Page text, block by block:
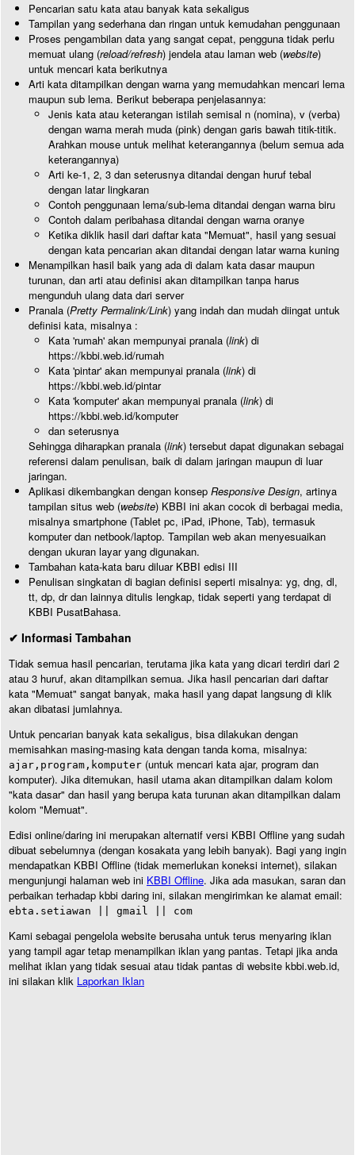
Pencarian satu kata atau banyak kata sekaligus
Tampilan yang sederhana dan ringan untuk kemudahan penggunaan
Proses pengambilan data yang sangat cepat, pengguna tidak perlu
memuat ulang (reload/refresh) jendela atau laman web (website)
untuk mencari kata berikutnya
Arti kata ditampilkan dengan warna yang memudahkan mencari lema
maupun sub lema. Berikut beberapa penjelasannya:
Jenis kata atau keterangan istilah semisal n (nomina), v (verba)
dengan warna merah muda (pink) dengan garis bawah titik-titik.
Arahkan mouse untuk melihat keterangannya (belum semua ada
keterangannya)
Arti ke-1, 2, 3 dan seterusnya ditandai dengan huruf tebal
dengan latar lingkaran
Contoh penggunaan lema/sub-lema ditandai dengan warna biru
Contoh dalam peribahasa ditandai dengan warna oranye
Ketika diklik hasil dari daftar kata "Memuat", hasil yang sesuai
dengan kata pencarian akan ditandai dengan latar warna kuning
Menampilkan hasil baik yang ada di dalam kata dasar maupun
turunan, dan arti atau definisi akan ditampilkan tanpa harus
mengunduh ulang data dari server
Pranala (Pretty Permalink/Link) yang indah dan mudah diingat untuk
definisi kata, misalnya :
Kata 'rumah' akan mempunyai pranala (link) di
https://kbbi.web.id/rumah
Kata 'pintar' akan mempunyai pranala (link) di
https://kbbi.web.id/pintar
Kata 'komputer' akan mempunyai pranala (link) di
https://kbbi.web.id/komputer
dan seterusnya
Sehingga diharapkan pranala (link) tersebut dapat digunakan sebagai
referensi dalam penulisan, baik di dalam jaringan maupun di luar
jaringan.
Aplikasi dikembangkan dengan konsep Responsive Design, artinya
tampilan situs web (website) KBBI ini akan cocok di berbagai media,
misalnya smartphone (Tablet pc, iPad, iPhone, Tab), termasuk
komputer dan netbook/laptop. Tampilan web akan menyesuaikan
dengan ukuran layar yang digunakan.
Tambahan kata-kata baru diluar KBBI edisi III
Penulisan singkatan di bagian definisi seperti misalnya: yg, dng, dl,
tt, dp, dr dan lainnya ditulis lengkap, tidak seperti yang terdapat di
KBBI PusatBahasa.
✔ Informasi Tambahan
Tidak semua hasil pencarian, terutama jika kata yang dicari terdiri dari 2
atau 3 huruf, akan ditampilkan semua. Jika hasil pencarian dari daftar
kata "Memuat" sangat banyak, maka hasil yang dapat langsung di klik
akan dibatasi jumlahnya.
Untuk pencarian banyak kata sekaligus, bisa dilakukan dengan
memisahkan masing-masing kata dengan tanda koma, misalnya:
ajar,program,komputer (untuk mencari kata ajar, program dan
komputer). Jika ditemukan, hasil utama akan ditampilkan dalam kolom
"kata dasar" dan hasil yang berupa kata turunan akan ditampilkan dalam
kolom "Memuat".
Edisi online/daring ini merupakan alternatif versi KBBI Offline yang sudah
dibuat sebelumnya (dengan kosakata yang lebih banyak). Bagi yang ingin
mendapatkan KBBI Offline (tidak memerlukan koneksi internet), silakan
mengunjungi halaman web ini KBBI Offline. Jika ada masukan, saran dan
perbaikan terhadap kbbi daring ini, silakan mengirimkan ke alamat email:
ebta.setiawan || gmail || com
Kami sebagai pengelola website berusaha untuk terus menyaring iklan
yang tampil agar tetap menampilkan iklan yang pantas. Tetapi jika anda
melihat iklan yang tidak sesuai atau tidak pantas di website kbbi.web.id,
ini silakan klik Laporkan Iklan